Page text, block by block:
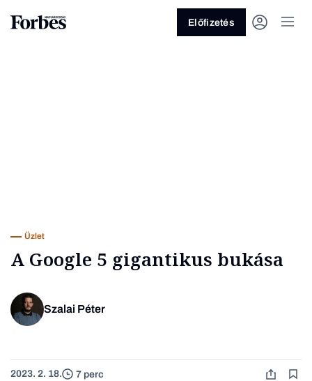
Előfizetés
Üzlet
A Google 5 gigantikus bukása
Szalai Péter
2023. 2. 18. 7 perc